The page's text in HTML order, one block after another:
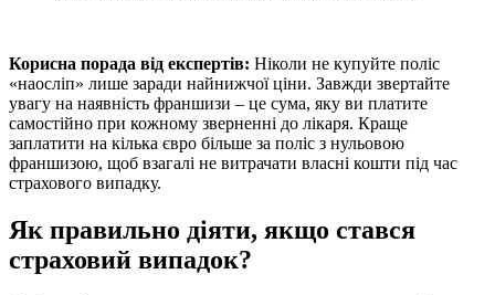
Корисна порада від експертів: Ніколи не купуйте поліс
«наосліп» лише заради найнижчої ціни. Завжди звертайте
увагу на наявність франшизи – це сума, яку ви платите
самостійно при кожному зверненні до лікаря. Краще
заплатити на кілька євро більше за поліс з нульовою
франшизою, щоб взагалі не витрачати власні кошти під час
страхового випадку.
Як правильно діяти, якщо стався
страховий випадок?